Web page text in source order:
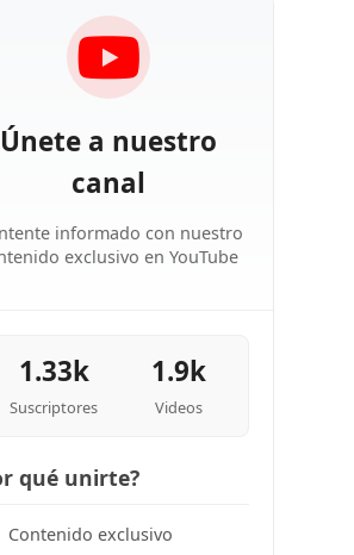
Únete a nuestro
canal
informado con nuestro
exclusivo en YouTube
1.33k
Suscriptores
1.9k
Videos
qué unirte?
Contenido exclusivo